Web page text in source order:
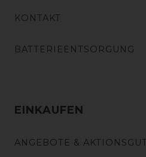
KONTAKT
BATTERIEENTSORGUNG
EINKAUFEN
ANGEBOTE &